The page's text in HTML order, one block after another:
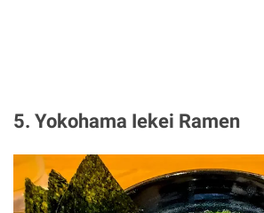
5. Yokohama Iekei Ramen